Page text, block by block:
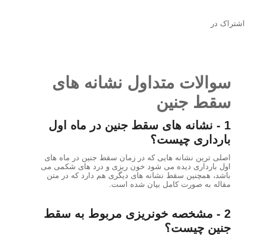
اشتراک در
سوالات متداول نشانه های
سقط جنین
1 - نشانه های سقط جنین در ماه اول
بارداری چیست؟
اصلی ترین نشانه هایی که در زمان سقط جنین در ماه های
اول بارداری دیده می شود خون ریزی و درد های شکمی می
باشد، همچنین سقط نشانه های دیگری هم دارد که در متن
مقاله به صورت کامل بیان شده است.
2 - مشخصه خونریزی مربوط به سقط
جنین چیست؟